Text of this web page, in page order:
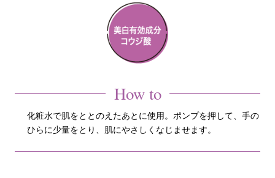
How to
化粧水で肌をととのえたあとに使用。ポンプを押して、手の
ひらに少量をとり、肌にやさしくなじませます。